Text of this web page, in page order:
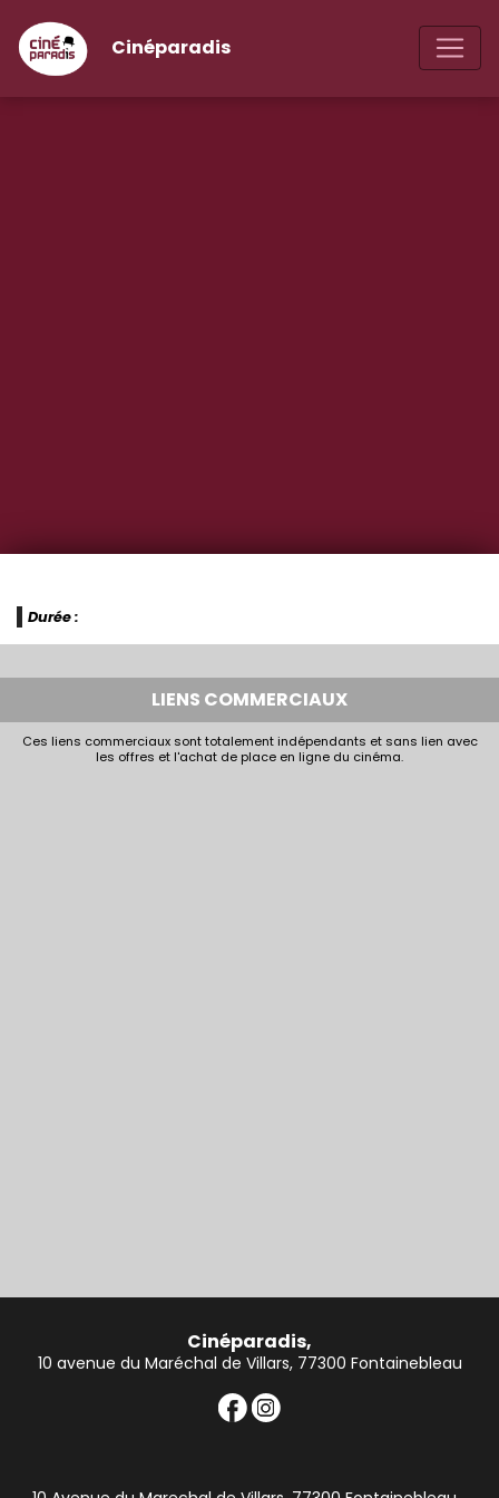
Cinéparadis
Durée :
LIENS COMMERCIAUX
Ces liens commerciaux sont totalement indépendants et sans lien avec
les offres et l'achat de place en ligne du cinéma.
Cinéparadis,
10 avenue du Maréchal de Villars, 77300 Fontainebleau